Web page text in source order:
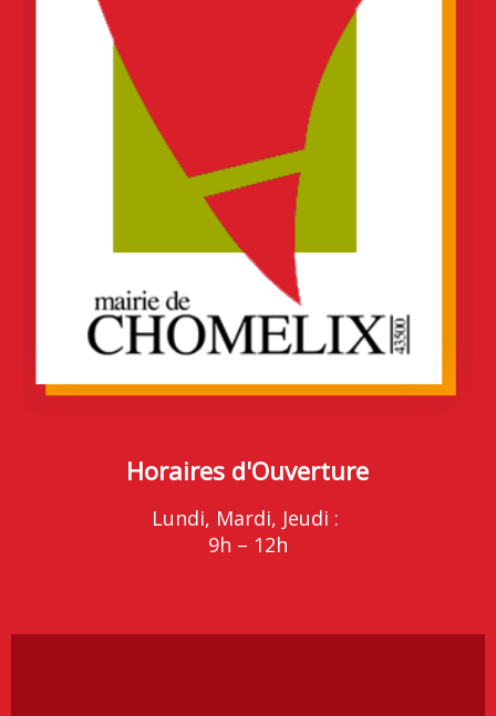
Horaires d'Ouverture
Lundi, Mardi, Jeudi :
9h – 12h